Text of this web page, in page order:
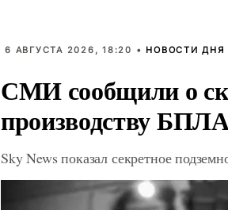
6 АВГУСТА 2026, 18:20 • НОВОСТИ ДНЯ
СМИ сообщили о
производству
Sky News показал секретное